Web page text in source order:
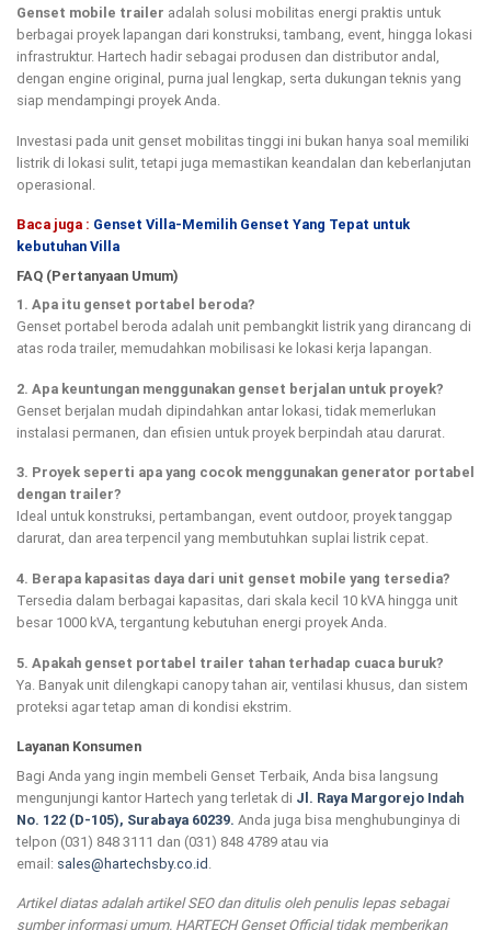
Genset mobile trailer adalah solusi mobilitas energi praktis untuk
berbagai proyek lapangan dari konstruksi, tambang, event, hingga lokasi
infrastruktur. Hartech hadir sebagai produsen dan distributor andal,
dengan engine original, purna jual lengkap, serta dukungan teknis yang
siap mendampingi proyek Anda.
Investasi pada unit genset mobilitas tinggi ini bukan hanya soal memiliki
listrik di lokasi sulit, tetapi juga memastikan keandalan dan keberlanjutan
operasional.
Baca juga : Genset Villa-Memilih Genset Yang Tepat untuk
kebutuhan Villa
FAQ (Pertanyaan Umum)
1. Apa itu genset portabel beroda?
Genset portabel beroda adalah unit pembangkit listrik yang dirancang di
atas roda trailer, memudahkan mobilisasi ke lokasi kerja lapangan.
2. Apa keuntungan menggunakan genset berjalan untuk proyek?
Genset berjalan mudah dipindahkan antar lokasi, tidak memerlukan
instalasi permanen, dan efisien untuk proyek berpindah atau darurat.
3. Proyek seperti apa yang cocok menggunakan generator portabel
dengan trailer?
Ideal untuk konstruksi, pertambangan, event outdoor, proyek tanggap
darurat, dan area terpencil yang membutuhkan suplai listrik cepat.
4. Berapa kapasitas daya dari unit genset mobile yang tersedia?
Tersedia dalam berbagai kapasitas, dari skala kecil 10 kVA hingga unit
besar 1000 kVA, tergantung kebutuhan energi proyek Anda.
5. Apakah genset portabel trailer tahan terhadap cuaca buruk?
Ya. Banyak unit dilengkapi canopy tahan air, ventilasi khusus, dan sistem
proteksi agar tetap aman di kondisi ekstrim.
Layanan Konsumen
Bagi Anda yang ingin membeli Genset Terbaik, Anda bisa langsung
mengunjungi kantor Hartech yang terletak di Jl. Raya Margorejo Indah
No. 122 (D-105), Surabaya 60239. Anda juga bisa menghubunginya di
telpon (031) 848 3111 dan (031) 848 4789 atau via
email: sales@hartechsby.co.id
Artikel diatas adalah artikel SEO dan ditulis oleh penulis lepas sebagai
sumber informasi umum. HARTECH Genset Official tidak memberikan